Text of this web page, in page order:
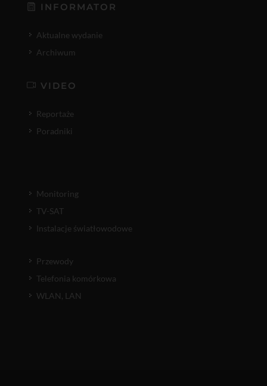
INFORMATOR
Aktualne wydanie
Archiwum
VIDEO
Reportaże
Poradniki
Monitoring
TV-SAT
Instalacje światłowodowe
Przewody
Telefonia komórkowa
WLAN, LAN